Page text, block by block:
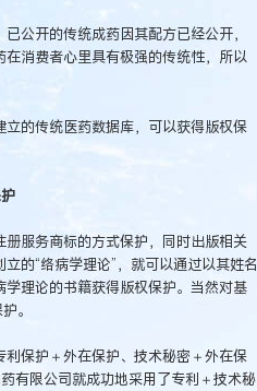
开的传统成药因其配方已经公开，
消费者心里具有极强的传统性，所以
的传统医药数据库，可以获得版权保
服务商标的方式保护，同时出版相关
的“络病学理论”，就可以通过以其姓名
理论的书籍获得版权保护。当然对基
。
保护＋外在保护、技术秘密＋外在保
有限公司就成功地采用了专利＋技术秘